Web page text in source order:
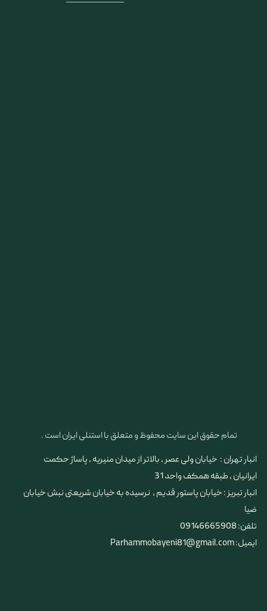
تمام حقوق این سایت محفوظ و متعلق با استنلی ایران است .
انبار تهران : خیابان ولی عصر ، بالاتر از میدان منیریه ، پاساژ حکمت
ایرانیان ، طبقه همکف واحد 31
​​​​​​​انبار تبریز : خیابان پاستور قدیم ، نرسیده به خیابان شریعتی نبش خیابان
ضیا
تلفن: 09146665908
ایمیل: Parhammobayeni81@gmail.com